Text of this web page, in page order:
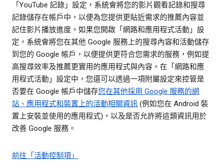
「YouTube 記錄」設定，系統會將您的影片觀看記錄和搜尋
記錄儲存在帳戶中，以便為您提供更貼近需求的推薦內容並
記住影片播放進度。如果您開啟「網路和應用程式活動」設
定，系統會將您在其他 Google 服務上的搜尋內容和活動儲存
到您的 Google 帳戶，以便提供更符合您需求的服務，例如提
高搜尋效率及推薦更實用的應用程式與內容。在「網路和應
用程式活動」設定中，您還可以透過一項附屬設定來控管是
否要在 Google 帳戶中儲存您在其他採用 Google 服務的網
站、應用程式和裝置上的活動相關資訊 (例如您在 Android 裝
置上安裝並使用的應用程式)，以及是否允許將這類資訊用於
改善 Google 服務。
前往「活動控制項」